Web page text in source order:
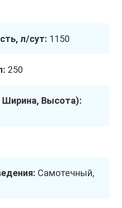
л/сут: 1150
250
Высота):
Самотечный,